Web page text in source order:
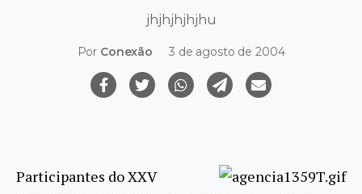
jhjhjhjhjhu
Por Conexão 3 de agosto de 2004
Participantes do XXV